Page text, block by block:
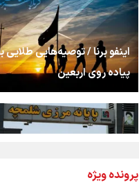
اشک
جمله‌ای که بغض
را شکست؛ «آهای مردم،
تهران رفتند»
سه حسرتی که به
اینفو برنا / توصیه‌هایی طلایی
پیاده روی اربعین
اینفو برنا / جدول کامل فاصله
پرونده ویژه